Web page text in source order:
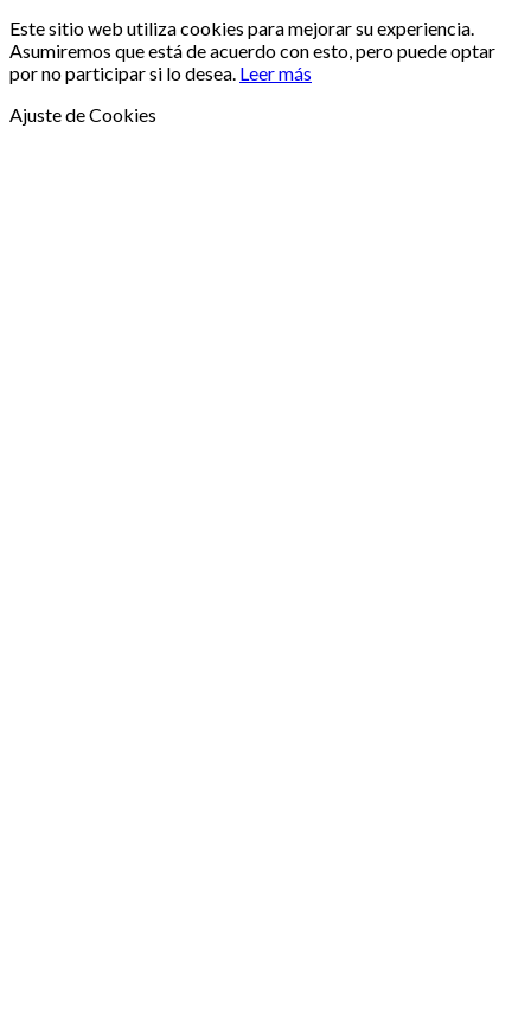
Este sitio web utiliza cookies para mejorar su experiencia.
Asumiremos que está de acuerdo con esto, pero puede optar
por no participar si lo desea. Leer más
Ajuste de Cookies